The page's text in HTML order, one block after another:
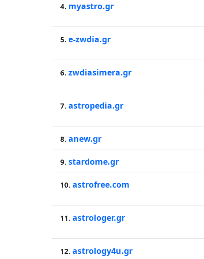
4. myastro.gr
5. e-zwdia.gr
6. zwdiasimera.gr
7. astropedia.gr
8. anew.gr
9. stardome.gr
10. astrofree.com
11. astrologer.gr
12. astrology4u.gr